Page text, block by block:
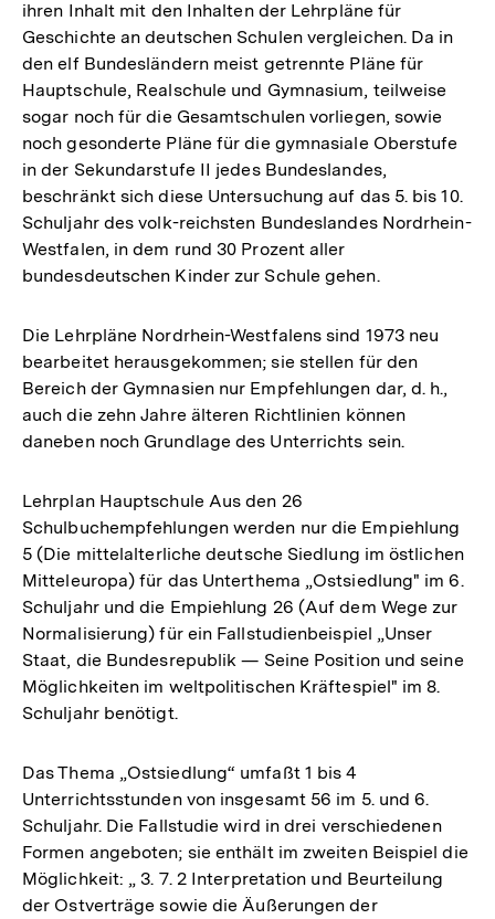
ihren Inhalt mit den Inhalten der Lehrpläne für
Geschichte an deutschen Schulen vergleichen. Da in
den elf Bundesländern meist getrennte Pläne für
Hauptschule, Realschule und Gymnasium, teilweise
sogar noch für die Gesamtschulen vorliegen, sowie
noch gesonderte Pläne für die gymnasiale Oberstufe
in der Sekundarstufe II jedes Bundeslandes,
beschränkt sich diese Untersuchung auf das 5. bis 10.
Schuljahr des volk-reichsten Bundeslandes Nordrhein-
Westfalen, in dem rund 30 Prozent aller
bundesdeutschen Kinder zur Schule gehen.
Die Lehrpläne Nordrhein-Westfalens sind 1973 neu
bearbeitet herausgekommen; sie stellen für den
Bereich der Gymnasien nur Empfehlungen dar, d. h.,
auch die zehn Jahre älteren Richtlinien können
daneben noch Grundlage des Unterrichts sein.
Lehrplan Hauptschule Aus den 26
Schulbuchempfehlungen werden nur die Empiehlung
5 (Die mittelalterliche deutsche Siedlung im östlichen
Mitteleuropa) für das Unterthema „Ostsiedlung" im 6.
Schuljahr und die Empiehlung 26 (Auf dem Wege zur
Normalisierung) für ein Fallstudienbeispiel „Unser
Staat, die Bundesrepublik — Seine Position und seine
Möglichkeiten im weltpolitischen Kräftespiel" im 8.
Schuljahr benötigt.
Das Thema „Ostsiedlung“ umfaßt 1 bis 4
Unterrichtsstunden von insgesamt 56 im 5. und 6.
Schuljahr. Die Fallstudie wird in drei verschiedenen
Formen angeboten; sie enthält im zweiten Beispiel die
Möglichkeit: „ 3. 7. 2 Interpretation und Beurteilung
der Ostverträge sowie die Äußerungen der